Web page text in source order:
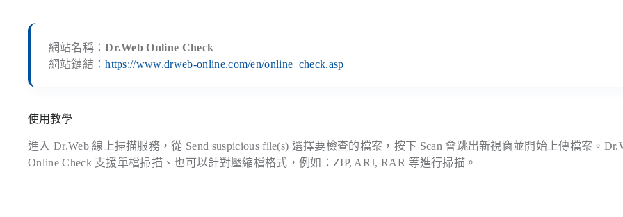
網站名稱：Dr.Web Online Check
網站鏈結：https://www.drweb-online.com/en/online_check.asp
使用教學
進入 Dr.Web 線上掃描服務，從 Send suspicious file(s) 選擇要檢查的檔案，按下 Scan 會跳出新視窗並開始上傳檔案。
Online Check 支援單檔掃描、也可以針對壓縮檔格式，例如：ZIP, ARJ, RAR 等進行掃描。